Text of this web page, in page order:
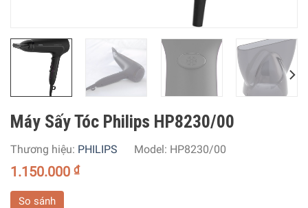
Máy Sấy Tóc Philips HP8230/00
Thương hiệu: PHILIPS Model: HP8230/00
1.150.000 ₫
So sánh